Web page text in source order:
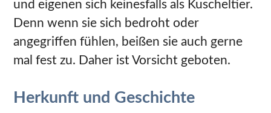
und eigenen sich keinesfalls als Kuscheltier.
Denn wenn sie sich bedroht oder
angegriffen fühlen, beißen sie auch gerne
mal fest zu. Daher ist Vorsicht geboten.
Herkunft und Geschichte